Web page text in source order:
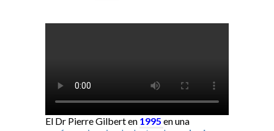
El Dr Pierre Gilbert en 1995 en una